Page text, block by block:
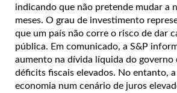
indicando que não pretende mudar a
meses. O grau de investimento
que um país não corre o risco de dar
pública. Em comunicado, a S&P
aumento na dívida líquida do governo
déficits fiscais elevados. No entanto, a
economia num cenário de juros